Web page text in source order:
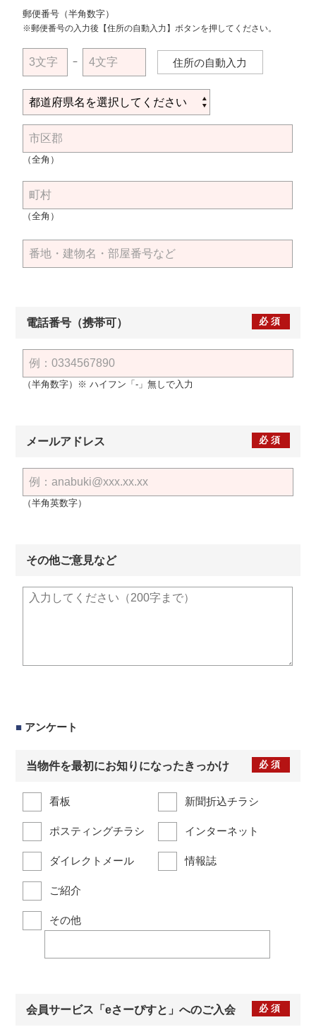
郵便番号（半角数字）
※郵便番号の入力後【住所の自動入力】ボタンを押してください。
－ 住所の自動入力
（全角）
（全角）
必須
電話番号（携帯可）
（半角数字）※ ハイフン「-」無しで入力
必須
メールアドレス
（半角英数字）
その他ご意見など
■ アンケート
当物件を最初にお知りになったきっかけ 必須
看板 新聞折込チラシ
ポスティングチラシ インターネット
ダイレクトメール 情報誌
ご紹介
その他
会員サービス 「eさーぴすと」へのご入会 必須